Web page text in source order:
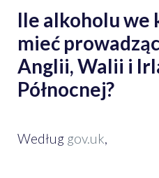
Ile alkoholu we
mieć
Anglii, Walii i
Północnej?
Według gov.uk,